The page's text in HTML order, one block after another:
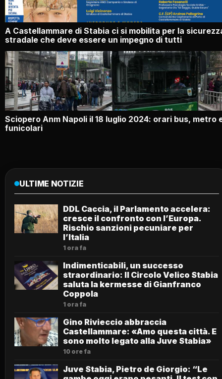
A Castellammare di Stabia ci si mobilita per la
stradale che deve essere un impegno di tutti
Sciopero Anm Napoli il 18 luglio 2024: orari bus, metro
funicolari
ULTIME NOTIZIE
DDL Caccia, il Parlamento accelera:
cresce il confronto con l’Europa.
Rischio sanzioni pecuniare per
l’Italia
1 ora fa
Indimenticabili, un successo
straordinario: Il Circolo Velico Stabia
saluta la kermesse di Gianfranco
Coppola
1 ora fa
Gino Rivieccio abbraccia
Castellammare: «Amo questa città. E
sono molto legato alla Juve Stabia»
10 ore fa
Juve Stabia, Pietro de Giorgio: “Le